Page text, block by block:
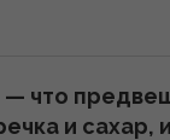
2026
— что
и сахар,